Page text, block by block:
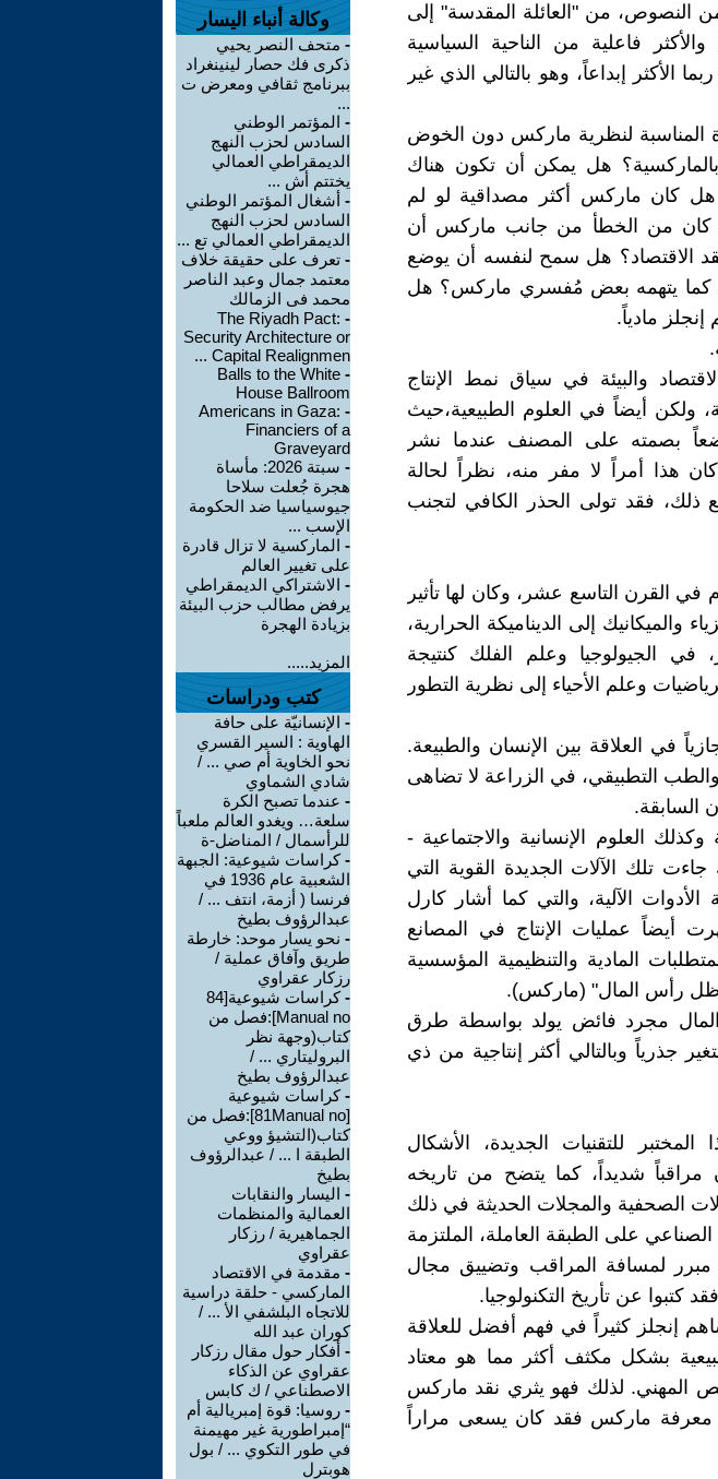
من النصوص، من "العائلة المقدسة" إلى
والأكثر فاعلية من الناحية السياسية
الأكثر إبداعاً، وهو بالتالي الذي غير
المناسبة لنظرية ماركس دون الخوض
هل يمكن أن تكون هناك
هل كان ماركس أكثر مصداقية لو لم
كان من الخطأ من جانب ماركس أن
الاقتصاد؟ هل سمح لنفسه أن يوضع
كما يتهمه بعض مُفسري ماركس؟ هل
مادياً.
والبيئة في سياق نمط الإنتاج
ولكن أيضاً في العلوم الطبيعية،حيث
بصمته على المصنف عندما نشر
هذا أمراً لا مفر منه، نظراً لحالة
فقد تولى الحذر الكافي لتجنب
في القرن التاسع عشر، وكان لها تأثير
إلى الديناميكة الحرارية،
في الجيولوجيا وعلم الفلك كنتيجة
وعلم الأحياء إلى نظرية التطور
في العلاقة بين الإنسان والطبيعة.
التطبيقي، في الزراعة لا تضاهى
السابقة.
العلوم الإنسانية والاجتماعية -
تلك الآلات الجديدة القوية التي
الآلية، والتي كما أشار كارل
أيضاً عمليات الإنتاج في المصانع
المادية والتنظيمية المؤسسية
ظل رأس المال" (ماركس).
مجرد فائض يولد بواسطة طرق
جذرياً وبالتالي أكثر إنتاجية من ذي
للتقنيات الجديدة، الأشكال
مراقباً شديداً، كما يتضح من تاريخه
الصحفية والمجلات الحديثة في ذلك
على الطبقة العاملة، الملتزمة
مبرر لمسافة المراقب وتضييق مجال
كتبوا عن تأريخ التكنولوجيا.
إنجلز كثيراً في فهم أفضل للعلاقة
بشكل مكثف أكثر مما هو معتاد
المهني. لذلك فهو يثري نقد ماركس
معرفة ماركس فقد كان يسعى مراراً
وكالة أنباء اليسار
- متحف النصر يحيي
ذكرى فك حصار لينينغراد
ببرنامج ثقافي ومعرض ت
...
- المؤتمر الوطني
السادس لحزب النهج
الديمقراطي العمالي
يختتم أش ...
- أشغال المؤتمر الوطني
السادس لحزب النهج
الديمقراطي العمالي تع ...
- تعرف على حقيقة خلاف
معتمد جمال وعبد الناصر
محمد فى الزمالك
-
The Riyadh Pact:
Security Architecture or
Capital Realignmen ...
-
Balls to the White
House Ballroom
-
Americans in Gaza:
Financiers of a
Graveyard
-
سبتة 2026: مأساة
هجرة جُعلت سلاحا
جيوسياسيا ضد الحكومة
الإسب ...
- الماركسية لا تزال قادرة
على تغيير العالم
- الاشتراكي الديمقراطي
يرفض مطالب حزب البيئة
بزيادة الهجرة
المزيد.....
كتب ودراسات
- الإنسانيّة على حافة
الهاوية : السير القسري
نحو الخاوية أم صي ... /
شادي الشماوي
- عندما تصبح الكرة
سلعة… ويغدو العالم ملعباً
للرأسمال / المناضل-ة
-كراسات شيوعية: الجبهة
الشعبية عام 1936 في
فرنسا ( أزمة، انتف ... /
عبدالرؤوف بطيخ
- نحو يسار موحد: خارطة
طريق وآفاق عملية /
رزكار عقراوي
-
كراسات شيوعية[84
Manual no]:فصل من
كتاب(وجهة نظر
البروليتاري ... /
عبدالرؤوف بطيخ
-كراسات شيوعية
[81Manual no]:فصل من
كتاب(التشيؤ ووعي
الطبقة ا ... / عبدالرؤوف
بطيخ
- اليسار والنقابات
العمالية والمنظمات
الجماهيرية / رزكار
عقراوي
- مقدمة في الاقتصاد
الماركسي - حلقة دراسية
للاتجاه البلشفي الأ ... /
كوران عبد الله
- أفكار حول مقال رزكار
عقراوي عن الذكاء
الاصطناعي / ك كابس
- روسيا: قوة إمبريالية أم
“إمبراطورية غير مهيمنة
في طور التكوي ... / بول
هوبترل